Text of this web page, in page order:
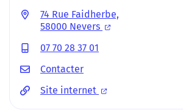
74 Rue Faidherbe,
58000 Nevers
07 70 28 37 01
Contacter
Site internet